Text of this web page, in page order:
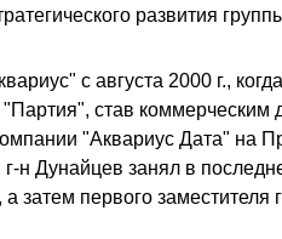
развития
с августа 2000 г.,
став
"Аквариус Дата" на
н Дунайцев занял в
затем первого заместителя